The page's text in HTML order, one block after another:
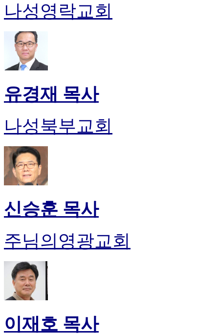
나성영락교회
유경재 목사
나성북부교회
신승훈 목사
주님의영광교회
이재호 목사